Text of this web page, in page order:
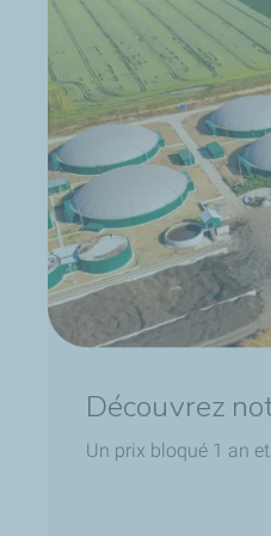
Découvrez
Un prix bloqué 1 an